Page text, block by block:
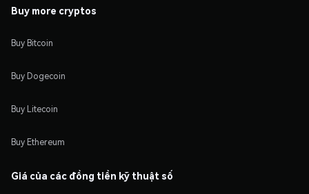
Buy more cryptos
Buy Bitcoin
Buy Dogecoin
Buy Litecoin
Buy Ethereum
Giá của các đồng tiền kỹ thuật số